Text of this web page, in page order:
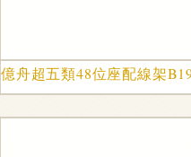
億舟超五類48位座配線架